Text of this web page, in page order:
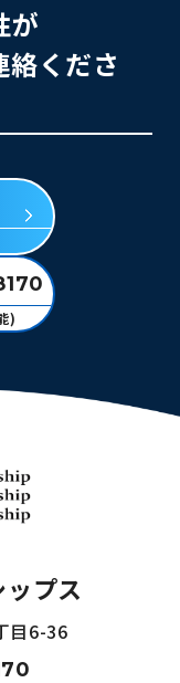
が
くださ
)
プス
目6-36